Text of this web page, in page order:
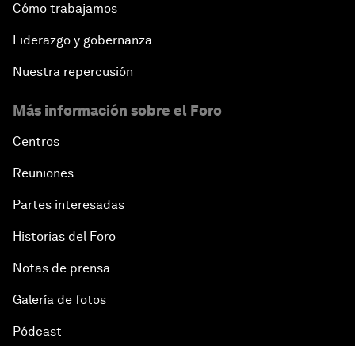
Cómo trabajamos
Liderazgo y gobernanza
Nuestra repercusión
Más información sobre el Foro
Centros
Reuniones
Partes interesadas
Historias del Foro
Notas de prensa
Galería de fotos
Pódcast